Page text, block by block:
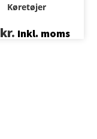
Køretøjer
kr. Inkl. moms